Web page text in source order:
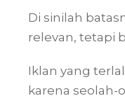
Di sinilah
relevan, tetapi
Iklan yang
karena seolah-